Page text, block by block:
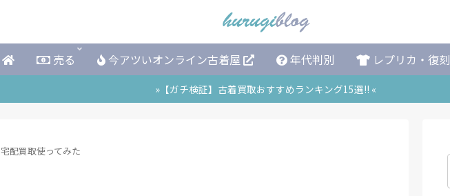
売る 今アツいオンライン古着屋 年代判別 レプリカ・復刻
»【ガチ検証】古着買取おすすめランキング15選!! «
宅配買取使ってみた